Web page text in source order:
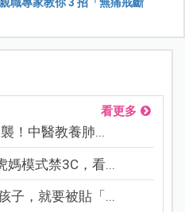
職專家教你 3 招「無痛戒斷
看更多
！中醫教養肺...
媽模式禁3C，看...
子，就要被貼「...